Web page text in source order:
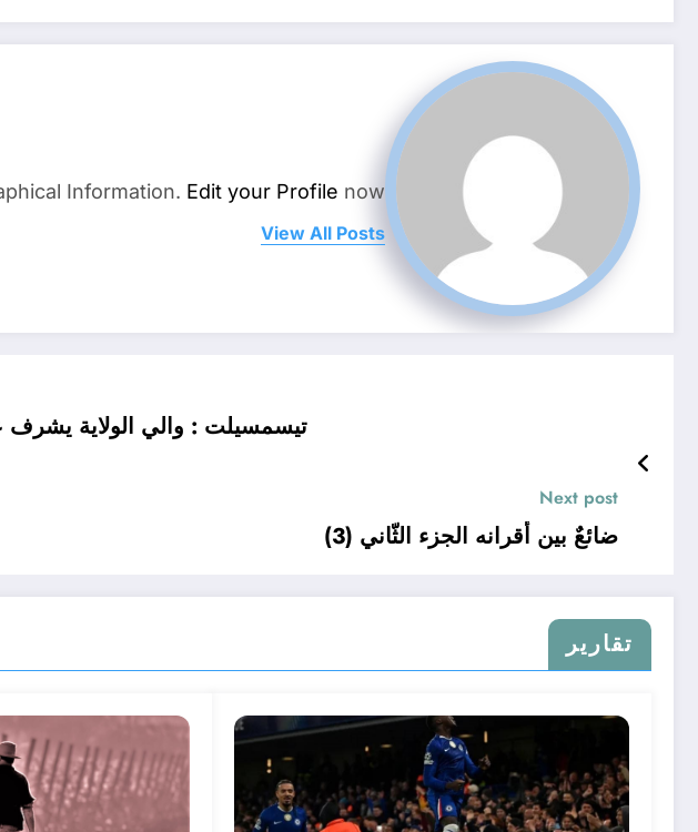
Information. Edit your Profile now.
View All Posts
تيسمسيلت : والي الولاية يشرف على
Next post
ضائعٌ بين أقرانه الجزء الثّاني (3)
تقارير